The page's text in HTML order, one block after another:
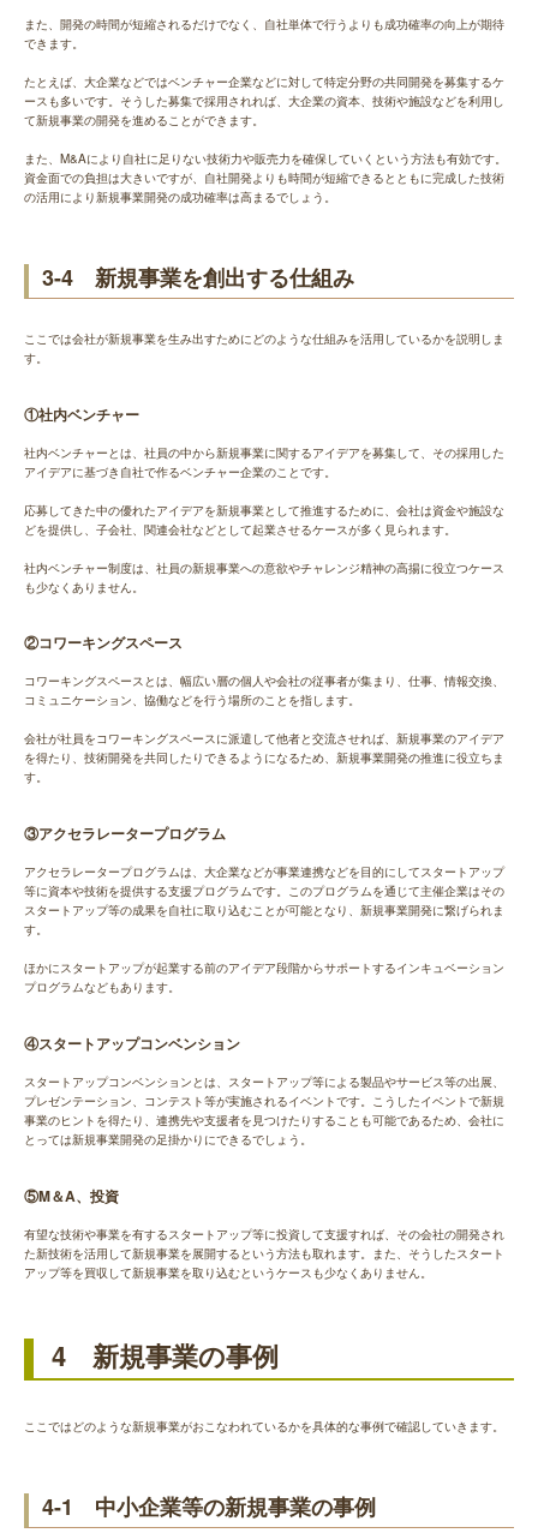
また、開発の時間が短縮されるだけでなく、自社単体で行うよりも成功確率の向上が期待
できます。
たとえば、大企業などではベンチャー企業などに対して特定分野の共同開発を募集するケ
ースも多いです。そうした募集で採用されれば、大企業の資本、技術や施設などを利用し
て新規事業の開発を進めることができます。
また、M&Aにより自社に足りない技術力や販売力を確保していくという方法も有効です。
資金面での負担は大きいですが、自社開発よりも時間が短縮できるとともに完成した技術
の活用により新規事業開発の成功確率は高まるでしょう。
3-4 新規事業を創出する仕組み
ここでは会社が新規事業を生み出すためにどのような仕組みを活用しているかを説明しま
す。
①社内ベンチャー
社内ベンチャーとは、社員の中から新規事業に関するアイデアを募集して、その採用した
アイデアに基づき自社で作るベンチャー企業のことです。
応募してきた中の優れたアイデアを新規事業として推進するために、会社は資金や施設な
どを提供し、子会社、関連会社などとして起業させるケースが多く見られます。
社内ベンチャー制度は、社員の新規事業への意欲やチャレンジ精神の高揚に役立つケース
も少なくありません。
②コワーキングスペース
コワーキングスペースとは、幅広い層の個人や会社の従事者が集まり、仕事、情報交換、
コミュニケーション、協働などを行う場所のことを指します。
会社が社員をコワーキングスペースに派遣して他者と交流させれば、新規事業のアイデア
を得たり、技術開発を共同したりできるようになるため、新規事業開発の推進に役立ちま
す。
③アクセラレータープログラム
アクセラレータープログラムは、大企業などが事業連携などを目的にしてスタートアップ
等に資本や技術を提供する支援プログラムです。このプログラムを通じて主催企業はその
スタートアップ等の成果を自社に取り込むことが可能となり、新規事業開発に繋げられま
す。
ほかにスタートアップが起業する前のアイデア段階からサポートするインキュベーション
プログラムなどもあります。
④スタートアップコンベンション
スタートアップコンベンションとは、スタートアップ等による製品やサービス等の出展、
プレゼンテーション、コンテスト等が実施されるイベントです。こうしたイベントで新規
事業のヒントを得たり、連携先や支援者を見つけたりすることも可能であるため、会社に
とっては新規事業開発の足掛かりにできるでしょう。
⑤M＆A、投資
有望な技術や事業を有するスタートアップ等に投資して支援すれば、その会社の開発され
た新技術を活用して新規事業を展開するという方法も取れます。また、そうしたスタート
アップ等を買収して新規事業を取り込むというケースも少なくありません。
4 新規事業の事例
ここではどのような新規事業がおこなわれているかを具体的な事例で確認していきます。
4-1 中小企業等の新規事業の事例